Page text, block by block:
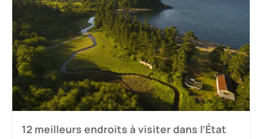
12 meilleurs endroits à visiter dans l’État